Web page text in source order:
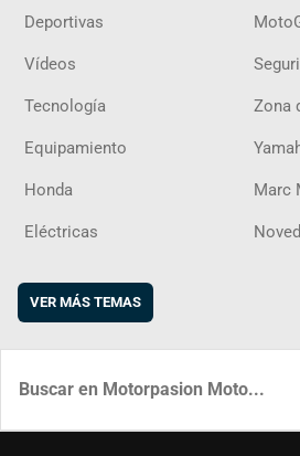
Deportivas
Vídeos
Tecnología Zona
Equipamiento
Honda Marc
Eléctricas
VER MÁS TEMAS